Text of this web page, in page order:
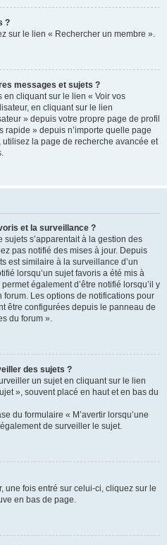
?
sur le lien « Rechercher un membre ».
messages et sujets ?
en cliquant sur le lien « Voir vos
en cliquant sur le lien
» depuis votre propre page de profil
» depuis n’importe quelle page
la page de recherche avancée et
et la surveillance ?
s’apparentait à la gestion des
pas notifié des mises à jour. Depuis
est similaire à la surveillance d’un
lorsqu’un sujet favoris a été mis à
également d’être notifié lorsqu’il y
Les options de notifications pour
être configurées depuis le panneau de
du forum ».
des sujets ?
un sujet en cliquant sur le lien
», souvent placé en haut et en bas du
du formulaire « M’avertir lorsqu’une
de surveiller le sujet.
une fois entré sur celui-ci, cliquez sur le
en bas de page.